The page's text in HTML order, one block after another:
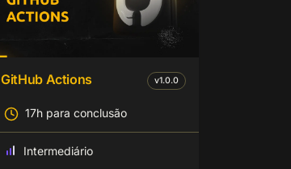
GitHub Actions v1.0.0
17h para conclusão
Intermediário